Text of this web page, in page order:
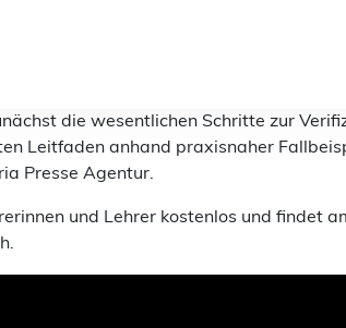
die wesentlichen Schritte zur
Leitfaden anhand praxisnaher
Presse Agentur.
und Lehrer kostenlos und findet